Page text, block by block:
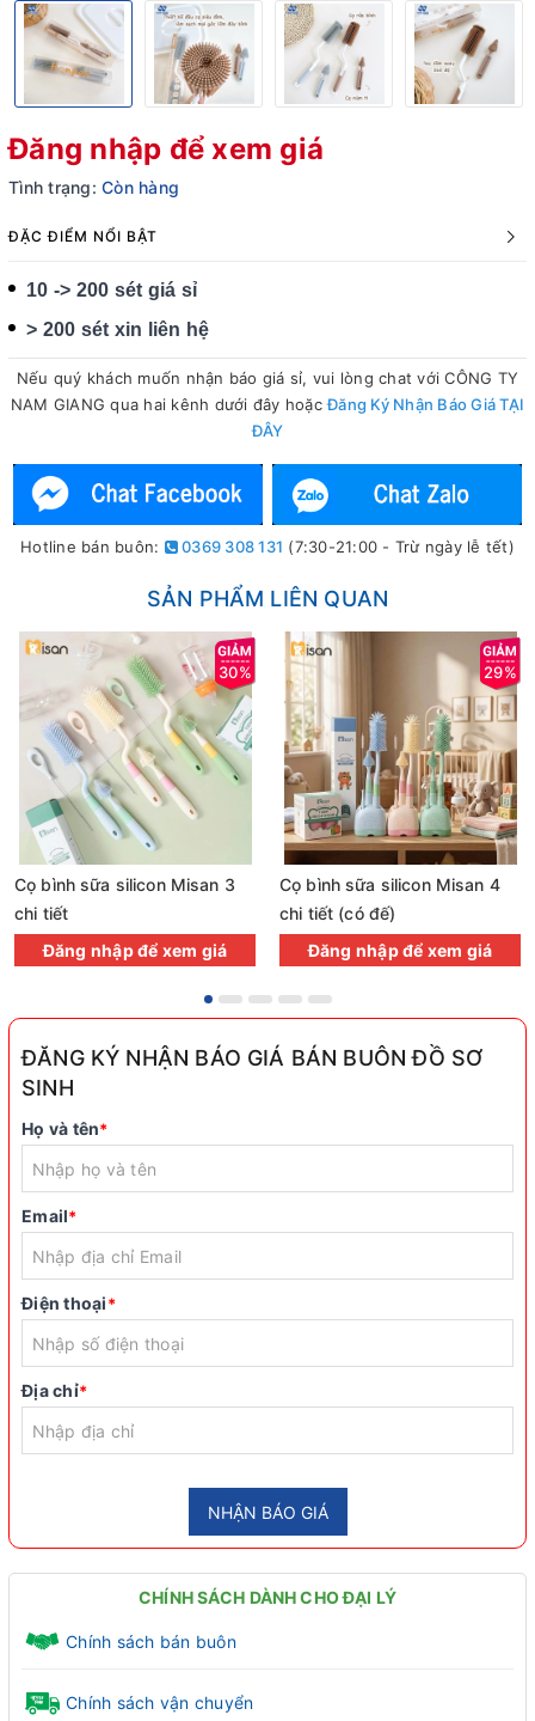
Đăng nhập để xem giá
Tình trạng: Còn hàng
ĐẶC ĐIỂM NỔI BẬT
10 -> 200 sét giá sỉ
> 200 sét xin liên hệ
Nếu quý khách muốn nhận báo giá sỉ, vui lòng chat với CÔNG TY
NAM GIANG qua hai kênh dưới đây hoặcĐăng Ký Nhận Báo Giá TẠI
ĐÂY
Hotline bán buôn: 0369 308 131 (7:30-21:00 - Trừ ngày lễ tết)
SẢN PHẨM LIÊN QUAN
30%
Cọ bình sữa silicon Misan 3
chi tiết
Đăng nhập để xem giá
29%
Cọ bình sữa silicon Misan 4
chi tiết (có đế)
Đăng nhập để xem giá
ĐĂNG KÝ NHẬN BÁO GIÁ BÁN BUÔN ĐỒ SƠ
SINH
Họ và tên*
Email*
Điện thoại*
Địa chỉ*
NHẬN BÁO GIÁ
CHÍNH SÁCH DÀNH CHO ĐẠI LÝ
Chính sách bán buôn
Chính sách vận chuyển